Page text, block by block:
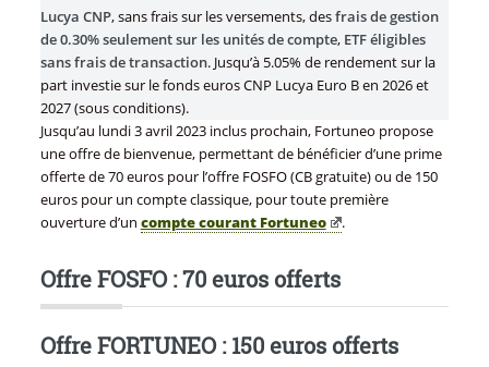
Lucya CNP, sans frais sur les versements, desfrais de gestion
de 0.30% seulement sur les unités de compte, ETF éligibles
sans frais de transaction. Jusqu’à 5.05% de rendement sur la
part investie sur le fonds euros CNP Lucya Euro B en 2026 et
2027 (sous conditions).
Jusqu’au lundi 3 avril 2023 inclus prochain, Fortuneo propose
une offre de bienvenue, permettant de bénéficier d’une prime
offerte de 70 euros pour l’offre FOSFO (CB gratuite) ou de 150
euros pour un compte classique, pour toute première
ouverture d’un compte courant Fortuneo .
Offre FOSFO : 70 euros offerts
Offre FORTUNEO : 150 euros offerts